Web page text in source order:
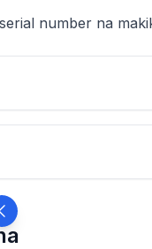
number na